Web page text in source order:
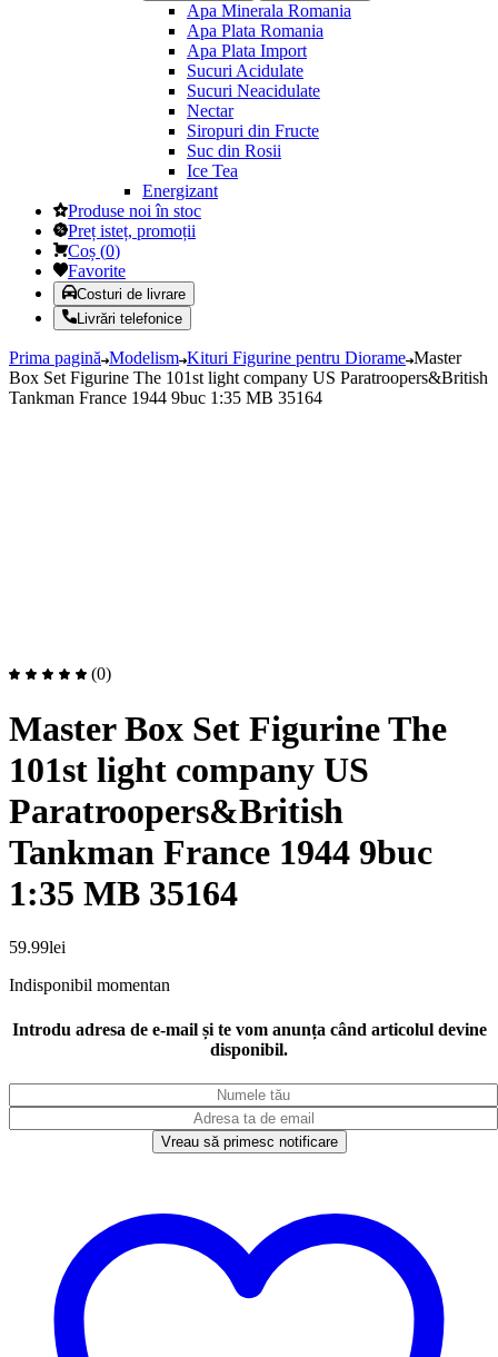
Apa Minerala Romania
Apa Plata Romania
Apa Plata Import
Sucuri Acidulate
Sucuri Neacidulate
Nectar
Siropuri din Fructe
Suc din Rosii
Ice Tea
Energizant
Produse noi în stoc
Preț isteț, promoții
Coș (0)
Favorite
Costuri de livrare
Livrări telefonice
Prima pagină Modelism Kituri Figurine pentru Diorame Master
Box Set Figurine The 101st light company US Paratroopers&British
Tankman France 1944 9buc 1:35 MB 35164
(0)
Master Box Set Figurine The
101st light company US
Paratroopers&British
Tankman France 1944 9buc
1:35 MB 35164
59.99lei
Indisponibil momentan
Introdu adresa de e-mail și te vom anunța când articolul devine
disponibil.
Vreau să primesc notificare